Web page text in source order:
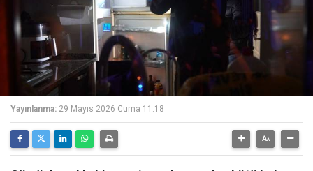
Yayınlanma: 29 Mayıs 2026 Cuma 11:18